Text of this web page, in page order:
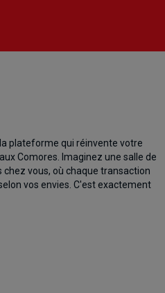
plateforme qui réinvente votre
Comores. Imaginez une salle de
vous, où chaque transaction
vos envies. C'est exactement